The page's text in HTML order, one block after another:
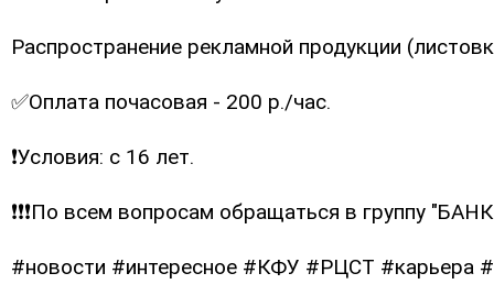
Распространение рекламной продукции
✅Оплата почасовая - 200 р./час.
❗Условия: с 16 лет.
❗❗❗По всем вопросам обращаться в группу
#новости #интересное #КФУ #РЦСТ #карьера